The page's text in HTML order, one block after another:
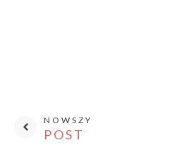
NOWSZY
POST